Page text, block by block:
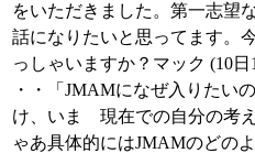
をいただきました。第一志望
話になりたいと思ってます。
っしゃいますか？マック (10日
・・「JMAMになぜ入りたい
け、いま 現在での自分の考
ゃあ具体的にはJMAMのど